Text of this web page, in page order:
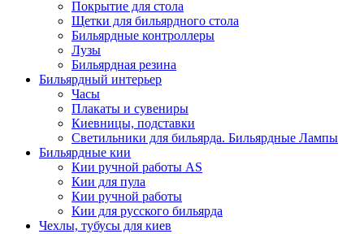
Покрытие для стола
Щетки для бильярдного стола
Бильярдные контроллеры
Лузы
Бильярдная резина
Бильярдный интерьер
Часы
Плакаты и сувениры
Киевницы, подставки
Светильники для бильярда. Бильярдные Лампы
Бильярдные кии
Кии ручной работы AS
Кии для пула
Кии ручной работы
Кии для русского бильярда
Чехлы, тубусы для киев